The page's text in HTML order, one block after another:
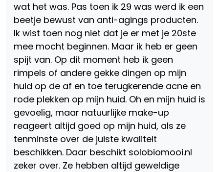
wat het was. Pas toen ik 29 was werd ik een
beetje bewust van anti-agings producten.
Ik wist toen nog niet dat je er met je 20ste
mee mocht beginnen. Maar ik heb er geen
spijt van. Op dit moment heb ik geen
rimpels of andere gekke dingen op mijn
huid op de af en toe terugkerende acne en
rode plekken op mijn huid. Oh en mijn huid is
gevoelig, maar natuurlijke make-up
reageert altijd goed op mijn huid, als ze
tenminste over de juiste kwaliteit
beschikken. Daar beschikt solobiomooi.nl
zeker over. Ze hebben altijd geweldige